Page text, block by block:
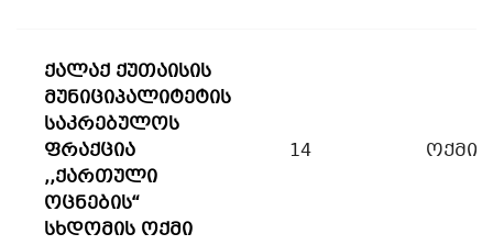
ქალაქ ქუთაისის
მუნიციპალიტეტის
საკრებულოს
ფრაქცია
,,ქართული
ოცნების“
სხდომის ოქმი
14 ოქმი